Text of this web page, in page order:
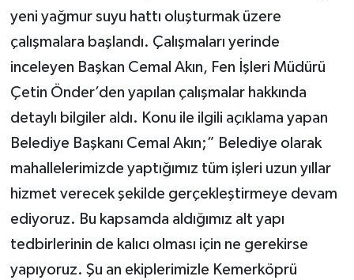
yeni yağmur suyu hattı oluşturmak üzere
çalışmalara başlandı. Çalışmaları yerinde
inceleyen Başkan Cemal Akın, Fen İşleri Müdürü
Çetin Önder’den yapılan çalışmalar hakkında
detaylı bilgiler aldı. Konu ile ilgili açıklama yapan
Belediye Başkanı Cemal Akın;” Belediye olarak
mahallelerimizde yaptığımız tüm işleri uzun yıllar
hizmet verecek şekilde gerçekleştirmeye devam
ediyoruz. Bu kapsamda aldığımız alt yapı
tedbirlerinin de kalıcı olması için ne gerekirse
yapıyoruz. Şu an ekiplerimizle Kemerköprü